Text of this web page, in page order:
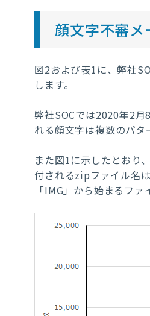
顔文字不審
図2および表1 に、弊社
します。
弊社SOCでは2020年2月8
れる顔文字は複数のパタ
また図1に示したとおり
付されるzipファイル名
「IMG」から始まるファ